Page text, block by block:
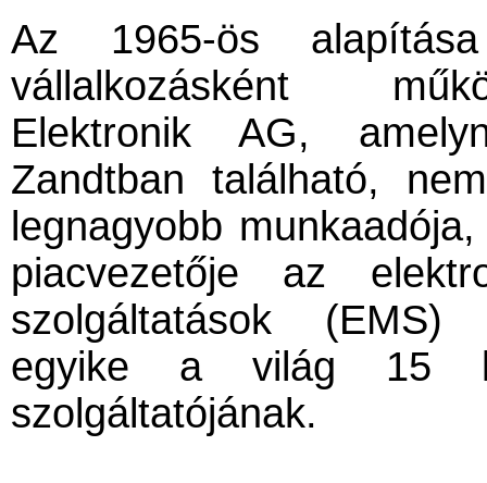
Az 1965-ös
vállalkozásként
Elektronik AG,
Zandtban található,
legnagyobb
piacvezetője az
szolgáltatások
egyike a világ 15
szolgáltatójának.